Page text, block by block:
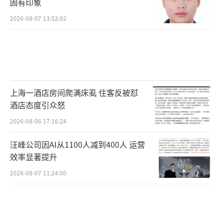
2026-08-07 13:52:02
上海一酒店房间爬满床虱 住客反被怼
酒店态度引众怒
2026-08-06 17:16:24
汪峰公司因AI从1100人减到400人 运营
效率显著提升
2026-08-07 11:24:00